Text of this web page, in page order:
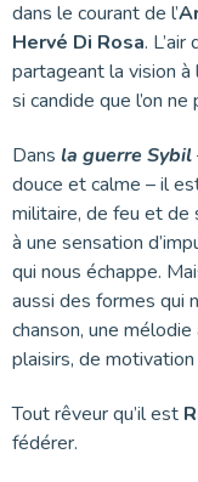
dans le courant de l’
Hervé Di Rosa.
partageant la vision à
si candide que l’on
Dans la guerre Sybil
douce et calme – il
militaire, de feu et de
à une sensation
qui nous échappe.
aussi des formes qui
chanson, une
plaisirs, de
Tout rêveur qu’il est
fédérer.